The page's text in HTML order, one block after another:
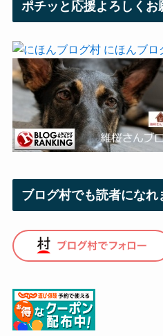
ポチッと応援よろしくお
ブログ村でも読者になれ